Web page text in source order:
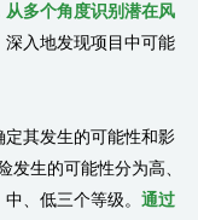
从多个角度识别潜在风
入地发现项目中可能
定其发生的可能性和影
发生的可能性分为高、
、低三个等级。 通过